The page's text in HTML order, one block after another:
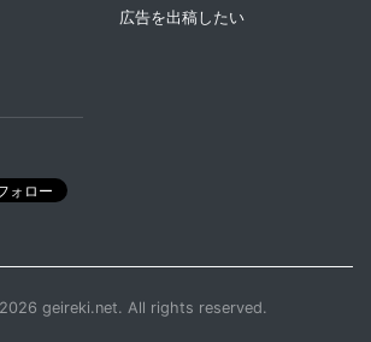
広告を出稿したい
geireki.net. All rights reserved.